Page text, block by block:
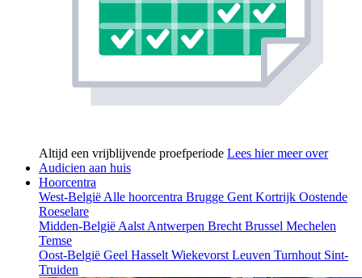
Altijd een vrijblijvende proefperiode Lees hier meer over
Audicien aan huis
Hoorcentra
West-België Alle hoorcentra Brugge Gent Kortrijk Oostende
Roeselare
Midden-België Aalst Antwerpen Brecht Brussel Mechelen
Temse
Oost-België Geel Hasselt Wiekevorst Leuven Turnhout Sint-
Truiden